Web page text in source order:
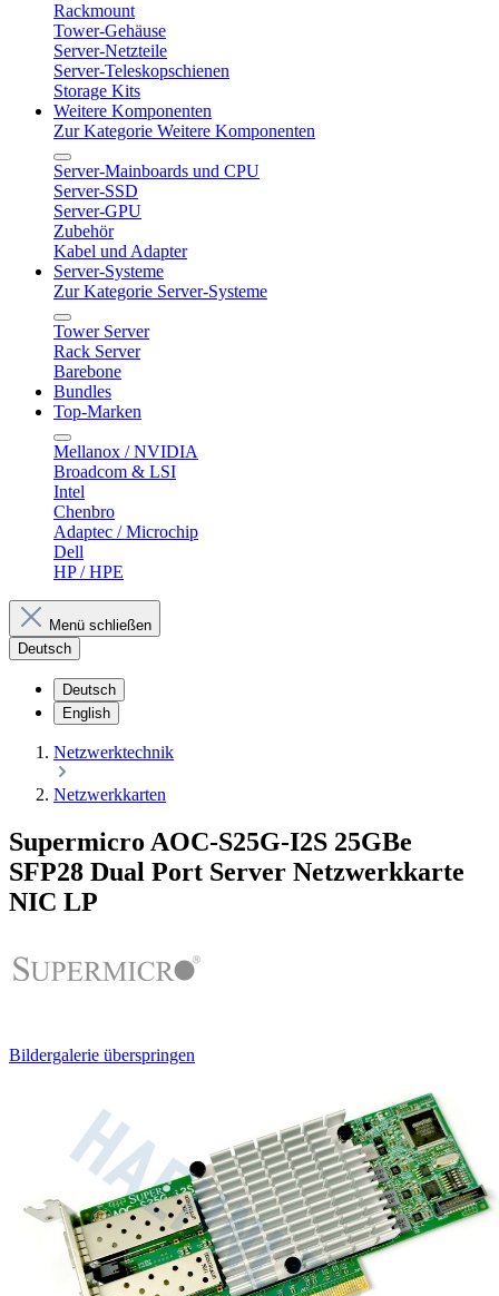
Rackmount
Tower-Gehäuse
Server-Netzteile
Server-Teleskopschienen
Storage Kits
Weitere Komponenten
Zur Kategorie Weitere Komponenten
Server-Mainboards und CPU
Server-SSD
Server-GPU
Zubehör
Kabel und Adapter
Server-Systeme
Zur Kategorie Server-Systeme
Tower Server
Rack Server
Barebone
Bundles
Top-Marken
Mellanox / NVIDIA
Broadcom & LSI
Intel
Chenbro
Adaptec / Microchip
Dell
HP / HPE
Menü schließen
Deutsch
Deutsch
English
Netzwerktechnik
Netzwerkkarten
Supermicro AOC-S25G-I2S 25GBe
SFP28 Dual Port Server Netzwerkkarte
NIC LP
Bildergalerie überspringen